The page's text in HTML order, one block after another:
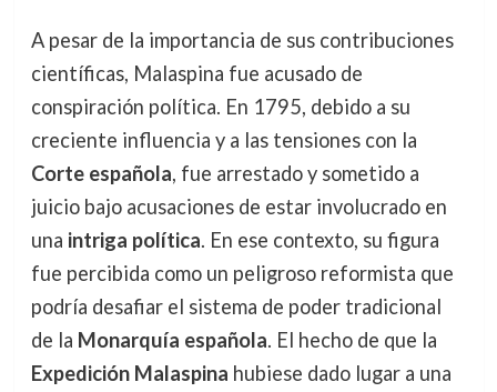
A pesar de la importancia de sus contribuciones
científicas, Malaspina fue acusado de
conspiración política. En 1795, debido a su
creciente influencia y a las tensiones con la
Corte española, fue arrestado y sometido a
juicio bajo acusaciones de estar involucrado en
una intriga política. En ese contexto, su figura
fue percibida como un peligroso reformista que
podría desafiar el sistema de poder tradicional
de la Monarquía española. El hecho de que la
Expedición Malaspina hubiese dado lugar a una